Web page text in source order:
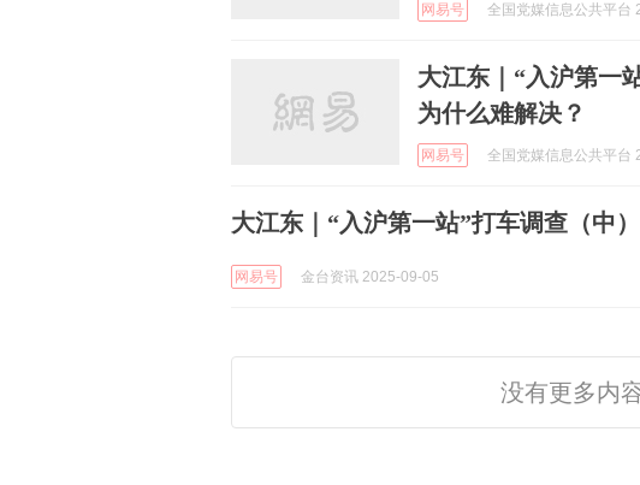
网易号 全国党媒信息公共平台
大江东｜“入沪第一
为什么难解决？
网易号 全国党媒信息公共平台
大江东｜“入沪第一站”打车调查（中
网易号 金台资讯 2025-09-05
没有更多内